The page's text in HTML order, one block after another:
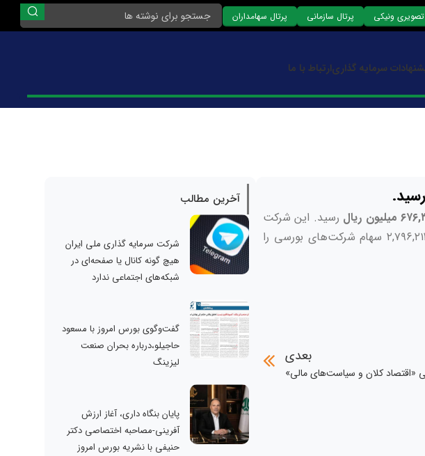
تصویری ونیکی پرتال سازمانی پرتال سهامداران
سرمایه گذاریارتباط با ما
ریال
رسید. این شرکت
طی بازه مذکور مبلغی بالغ بر ۴,۲۳۰,۶۷۷ میلیون ریال سهام شرکت‌های بورسی را خریداری و بالغ بر ۲,۷۹۶,۲۱۴ سهام شرکت‌های بورسی را
بعدی
کلان و سیاست‌های مالی»
آخرین مطالب
شرکت سرمایه گذاری ملی ایران
هیچ گونه کانال یا صفحه‌ای در
شبکه‌های اجتماعی ندارد
گفت‌وگوی بورس امروز با مسعود
حاجیلو،درباره بحران صنعت
لیزینگ
پایان بنگاه داری، آغاز ارزش
آفرینی-مصاحبه اختصاصی دکتر
حنیفی با نشریه بورس امروز